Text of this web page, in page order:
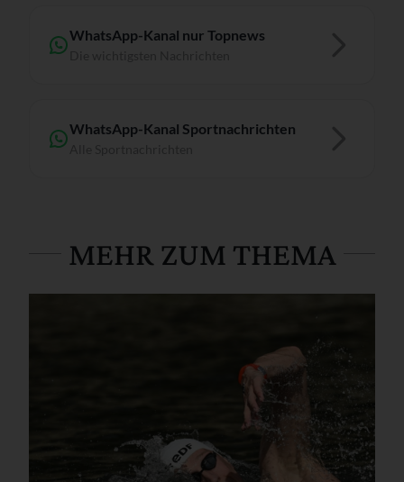
WhatsApp-Kanal nur Topnews
WhatsApp-Kanal Sportnachrichten
MEHR ZUM THEMA